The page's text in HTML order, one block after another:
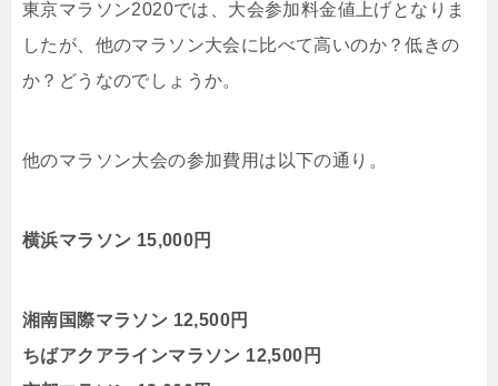
東京マラソン2020では、大会参加料金値上げとなりま
したが、他のマラソン大会に比べて高いのか？低きの
か？どうなのでしょうか。
他のマラソン大会の参加費用は以下の通り。
横浜マラソン 15,000円
湘南国際マラソン 12,500円
ちばアクアラインマラソン 12,500円